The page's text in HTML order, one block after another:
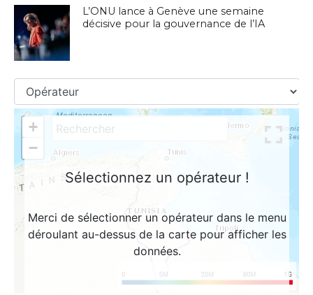
L’ONU lance à Genève une semaine
décisive pour la gouvernance de l’IA